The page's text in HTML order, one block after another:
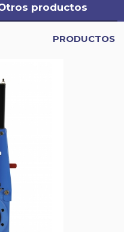
productos
PRODUCTOS